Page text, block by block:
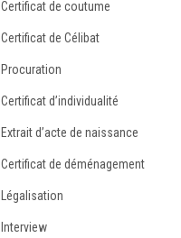
Certificat de coutume
Certificat de Célibat
Procuration
Certificat d’individualité
Extrait d’acte de naissance
Certificat de déménagement
Légalisation
Interview